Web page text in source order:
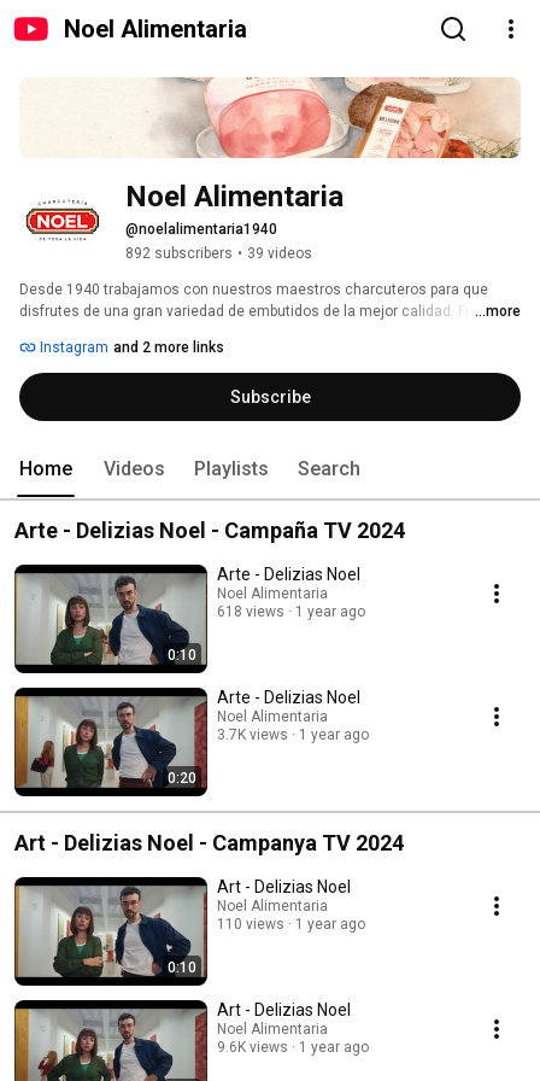
Noel Alimentaria
Noel Alimentaria
@noelalimentaria1940
892 subscribers • 39 videos
Desde 1940 trabajamos con nuestros maestros charcuteros para que
disfrutes de una gran variedad de embutidos de la mejor calidad. Fieles a
avalada por la confianza y el saber hacer que nos otorgan más de 80 años
de experiencia.
...more
Instagram and 2 more links
Subscribe
Home Videos Playlists Search
Arte - Delizias Noel - Campaña TV 2024
0:10
Arte - Delizias Noel
Noel Alimentaria
618 views
1 year ago
0:20
Arte - Delizias Noel
Noel Alimentaria
3.7K views
1 year ago
Art - Delizias Noel - Campanya TV 2024
0:10
Art - Delizias Noel
Noel Alimentaria
110 views
1 year ago
Art - Delizias Noel
Noel Alimentaria
9.6K views
1 year ago